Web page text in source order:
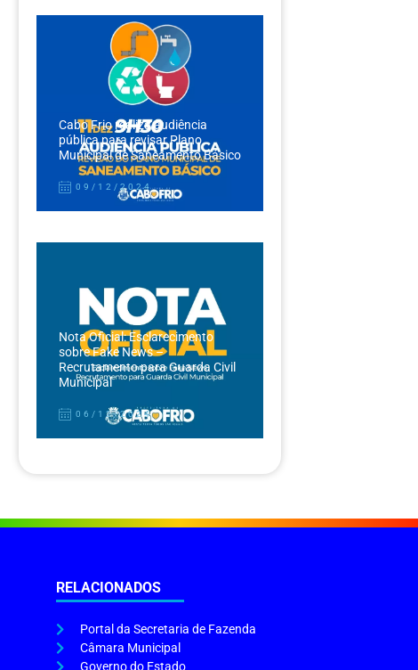
Cabo Frio realiza audiência
pública para revisar Plano
Municipal de Saneamento Básico
09/12/2024
Nota Oficial: Esclarecimento
sobre Fake News –
Recrutamento para Guarda Civil
Municipal
06/12/2024
RELACIONADOS
Portal da Secretaria de Fazenda
Câmara Municipal
Governo do Estado